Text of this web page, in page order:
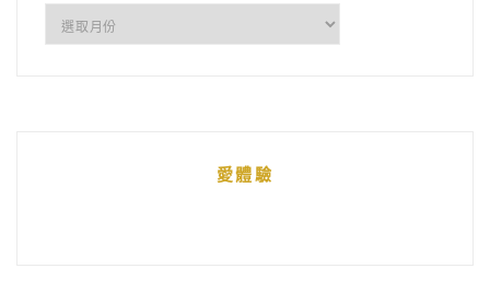
愛體驗